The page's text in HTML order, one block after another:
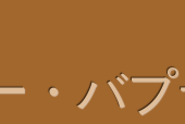
・バ